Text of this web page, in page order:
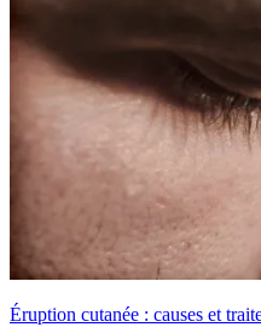
Éruption cutanée : causes et